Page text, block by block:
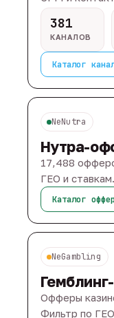
381
КАНАЛОВ
Каталог
NeNutra
Нутра-
17,488
ГЕО и ставкам.
Каталог
NeGambling
Офферы
Фильтр по